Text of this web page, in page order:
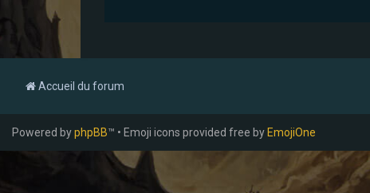
Accueil du forum
Powered byphpBB™ • Emoji icons provided free by EmojiOne